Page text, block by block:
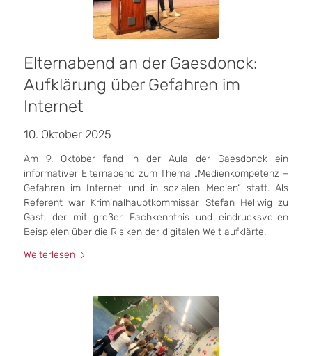
Elternabend an der Gaesdonck:
Aufklärung über Gefahren im
Internet
10. Oktober 2025
Am 9. Oktober fand in der Aula der Gaesdonck ein
informativer Elternabend zum Thema „Medienkompetenz –
Gefahren im Internet und in sozialen Medien“ statt. Als
Referent war Kriminalhauptkommissar Stefan Hellwig zu
Gast, der mit großer Fachkenntnis und eindrucksvollen
Beispielen über die Risiken der digitalen Welt aufklärte.
Weiterlesen